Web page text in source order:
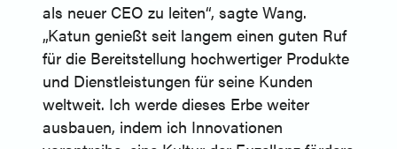
als neuer CEO zu leiten“, sagte Wang.
„Katun genießt seit langem einen guten Ruf
für die Bereitstellung hochwertiger Produkte
und Dienstleistungen für seine Kunden
weltweit. Ich werde dieses Erbe weiter
ausbauen, indem ich Innovationen